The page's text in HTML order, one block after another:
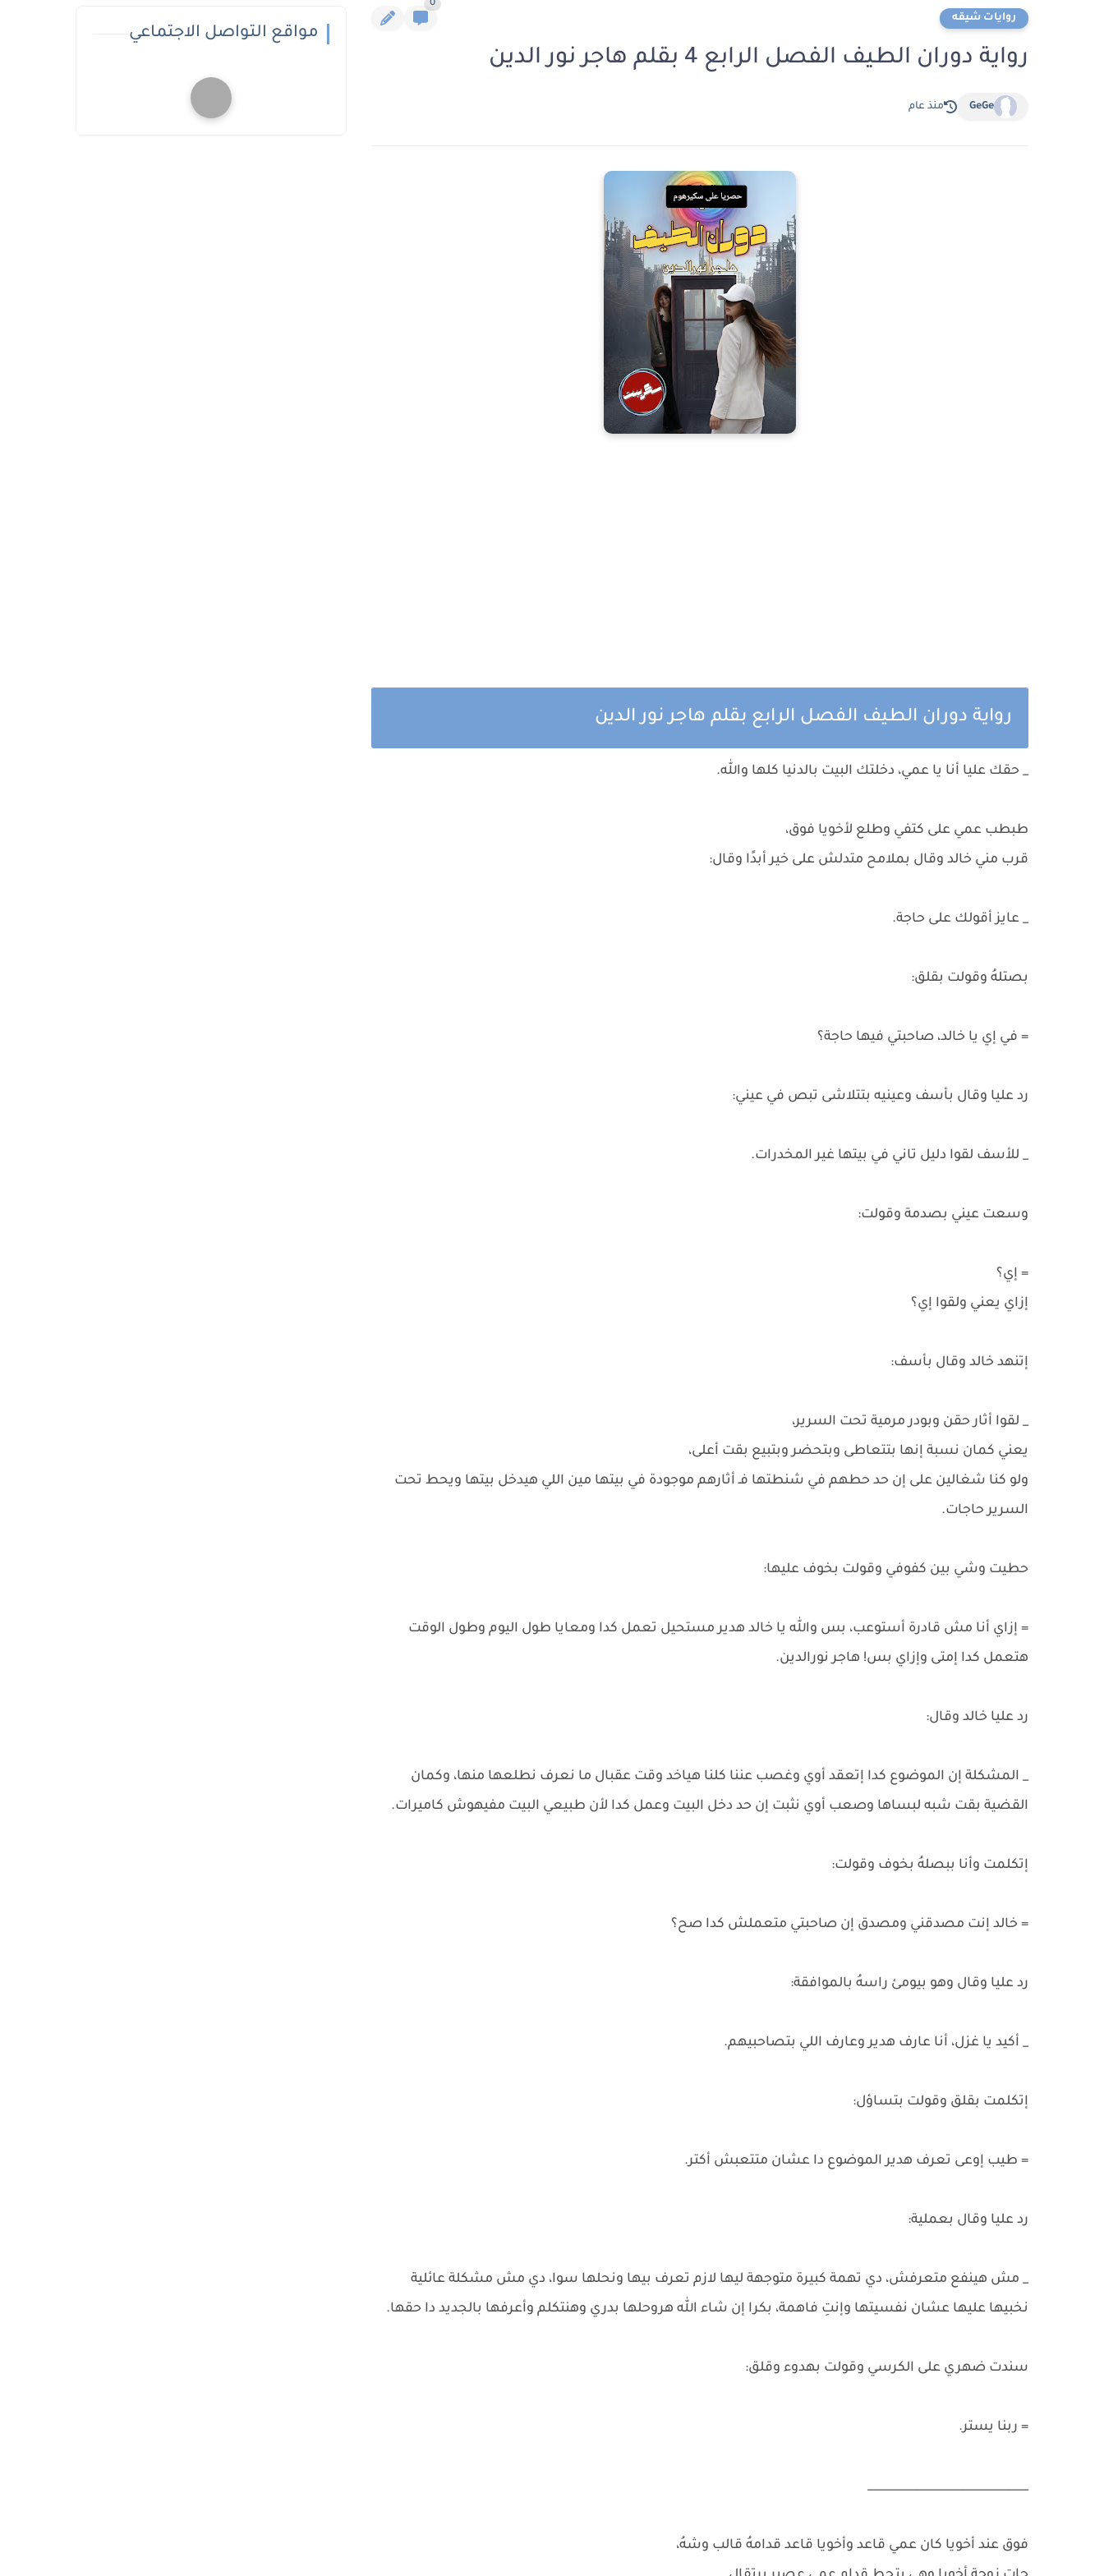
روايات شيقه
0
رواية دوران الطيف الفصل الرابع 4 بقلم هاجر نور الدين
GeGe منذ عام
رواية دوران الطيف الفصل الرابع بقلم هاجر نور الدين
_ حقك عليا أنا يا عمي، دخلتك البيت بالدنيا كلها والله.
طبطب عمي على كتفي وطلع لأخويا فوق،
قرب مني خالد وقال بملامح متدلش على خير أبدًا وقال:
_ عايز أقولك على حاجة.
بصتلهُ وقولت بقلق:
= في إي يا خالد، صاحبتي فيها حاجة؟
رد عليا وقال بأسف وعينيه بتتلاشى تبص في عيني:
_ للأسف لقوا دليل تاني في بيتها غير المخدرات.
وسعت عيني بصدمة وقولت:
= إي؟
إزاي يعني ولقوا إي؟
إتنهد خالد وقال بأسف:
_ لقوا أثار حقن وبودر مرمية تحت السرير،
يعني كمان نسبة إنها بتتعاطى وبتحضر وبتبيع بقت أعلى،
ولو كنا شغالين على إن حد حطهم في شنطتها فـ أثارهم موجودة في بيتها مين اللي هيدخل بيتها ويحط تحت
السرير حاجات.
حطيت وشي بين كفوفي وقولت بخوف عليها:
= إزاي أنا مش قادرة أستوعب، بس والله يا خالد هدير مستحيل تعمل كدا ومعايا طول اليوم وطول الوقت
هتعمل كدا إمتى وإزاي بس! هاجر نورالدين.
رد عليا خالد وقال:
_ المشكلة إن الموضوع كدا إتعقد أوي وغصب عننا كلنا هياخد وقت عقبال ما نعرف نطلعها منها، وكمان
القضية بقت شبه لبساها وصعب أوي نثبت إن حد دخل البيت وعمل كدا لأن طبيعي البيت مفيهوش كاميرات.
إتكلمت وأنا ببصلهُ بخوف وقولت:
= خالد إنت مصدقني ومصدق إن صاحبتي متعملش كدا صح؟
رد عليا وقال وهو بيومئ راسهُ بالموافقة:
_ أكيد يا غزل، أنا عارف هدير وعارف اللي بتصاحبيهم.
إتكلمت بقلق وقولت بتساؤل:
= طيب إوعى تعرف هدير الموضوع دا عشان متتعبش أكتر.
رد عليا وقال بعملية:
_ مش هينفع متعرفش، دي تهمة كبيرة متوجهة ليها لازم تعرف بيها ونحلها سوا، دي مش مشكلة عائلية
نخبيها عليها عشان نفسيتها وإنتِ فاهمة، بكرا إن شاء الله هروحلها بدري وهنتكلم وأعرفها بالجديد دا حقها.
سندت ضهري على الكرسي وقولت بهدوء وقلق:
= ربنا يستر.
____________________________
فوق عند أخويا كان عمي قاعد وأخويا قاعد قدامهُ قالب وشهُ،
مواقع التواصل الاجتماعي